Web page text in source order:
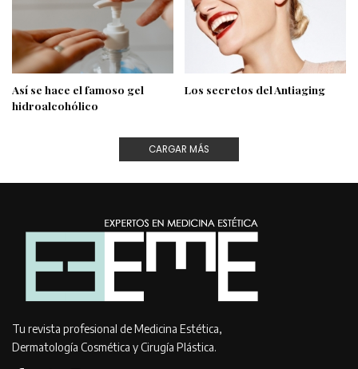
Así se hace el famoso gel
hidroalcohólico
Los secretos del Antiaging
CARGAR MÁS
Tu revista profesional de Medicina Estética,
Dermatología Cosmética y Cirugía Plástica.